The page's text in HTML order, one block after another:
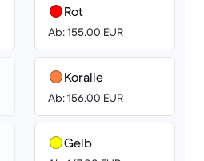
Rot
Ab: 155.00 EUR
Koralle
Ab: 156.00 EUR
Gelb